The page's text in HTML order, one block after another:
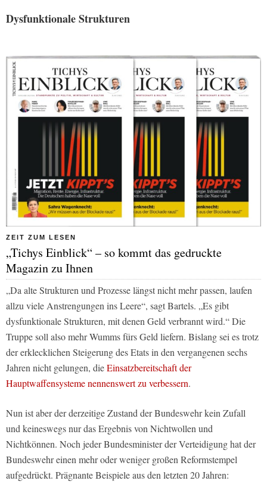
Dysfunktionale Strukturen
ZEIT ZUM LESEN
„Tichys Einblick“ – so kommt das gedruckte
Magazin zu Ihnen
„Da alte Strukturen und Prozesse längst nicht mehr passen, laufen
allzu viele Anstrengungen ins Leere“, sagt Bartels. „Es gibt
dysfunktionale Strukturen, mit denen Geld verbrannt wird.“ Die
Truppe soll also mehr Wumms fürs Geld liefern. Bislang sei es trotz
der erklecklichen Steigerung des Etats in den vergangenen sechs
Jahren nicht gelungen, dieEinsatzbereitschaft der
Hauptwaffensysteme nennenswert zu verbessern.
Nun ist aber der derzeitige Zustand der Bundeswehr kein Zufall
und keineswegs nur das Ergebnis von Nichtwollen und
Nichtkönnen. Noch jeder Bundesminister der Verteidigung hat der
Bundeswehr einen mehr oder weniger großen Reformstempel
aufgedrückt. Prägnante Beispiele aus den letzten 20 Jahren: